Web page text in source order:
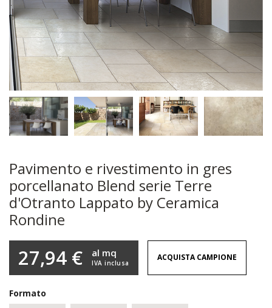
Pavimento e rivestimento in gres
porcellanato Blend serie Terre
d'Otranto Lappato by Ceramica
Rondine
27,94 € IVA inclusa
al mq ACQUISTA CAMPIONE
Formato